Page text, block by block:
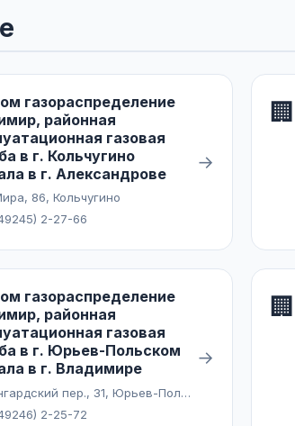
газораспределение
районная
газовая
в г. Кольчугино
в г. Александрове
86, Кольчугино
2-27-66
→
🏢
газораспределение
районная
газовая
в г. Юрьев-Польском
в г. Владимире
📍 Авангардский пер., 31, Юрьев-Польский
2-25-72
→
🏢